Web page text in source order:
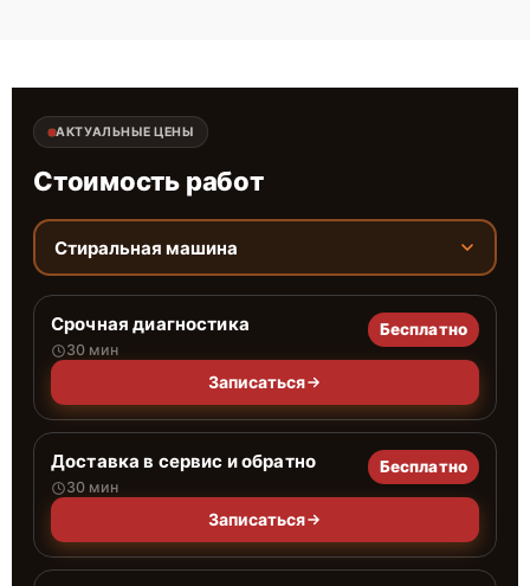
АКТУАЛЬНЫЕ ЦЕНЫ
Стоимость работ
Стиральная машина
Срочная диагностика
30 мин
Бесплатно
Записаться
Доставка в сервис и обратно
30 мин
Бесплатно
Записаться